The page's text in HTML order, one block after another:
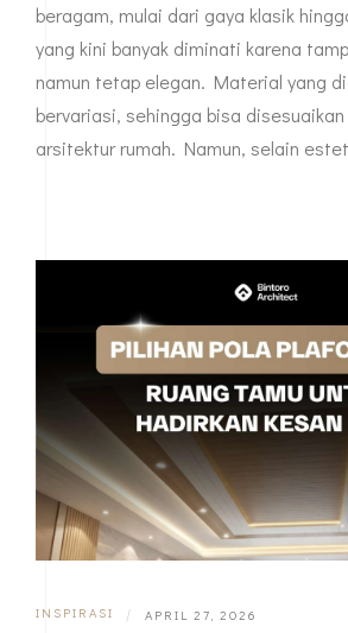
beragam, mulai dari gaya klasik
yang kini banyak diminati karena
namun tetap elegan. Material yang
bervariasi, sehingga bisa
arsitektur rumah. Namun, selain
INSPIRASI | APRIL 27, 2026